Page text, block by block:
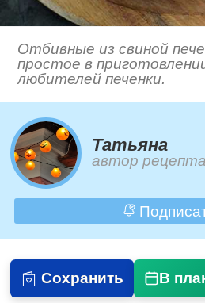
Отбивные из свиной
простое в
любителей печенки.
Татьяна
автор рецепта
Сохранить В